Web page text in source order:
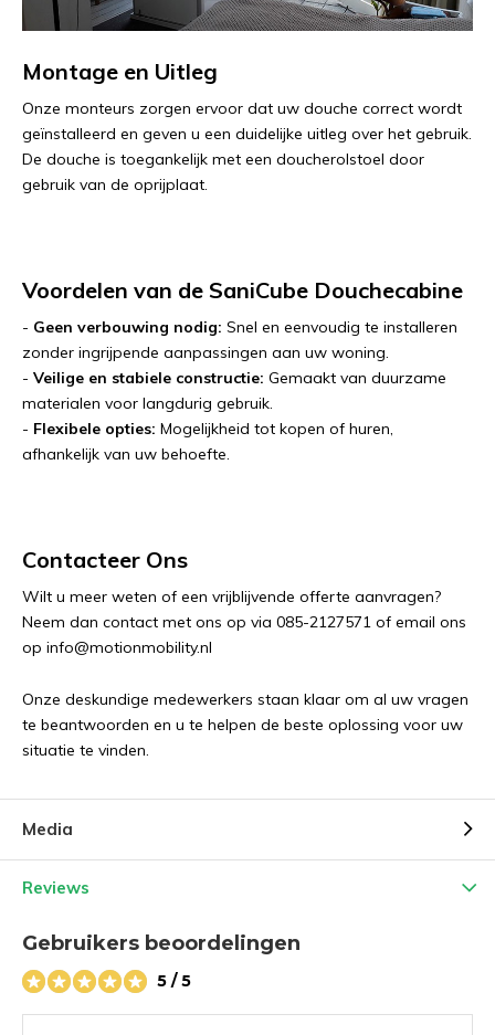
Montage en Uitleg
Onze monteurs zorgen ervoor dat uw douche correct wordt
geïnstalleerd en geven u een duidelijke uitleg over het gebruik.
De douche is toegankelijk met een doucherolstoel door
gebruik van de oprijplaat.
Voordelen van de SaniCube Douchecabine
- Geen verbouwing nodig: Snel en eenvoudig te installeren
zonder ingrijpende aanpassingen aan uw woning.
- Veilige en stabiele constructie: Gemaakt van duurzame
materialen voor langdurig gebruik.
- Flexibele opties: Mogelijkheid tot kopen of huren,
afhankelijk van uw behoefte.
Contacteer Ons
Wilt u meer weten of een vrijblijvende offerte aanvragen?
Neem dan contact met ons op via 085-2127571 of email ons
op info@motionmobility.nl
Onze deskundige medewerkers staan klaar om al uw vragen
te beantwoorden en u te helpen de beste oplossing voor uw
situatie te vinden.
Media
Reviews
Gebruikers beoordelingen
5 / 5